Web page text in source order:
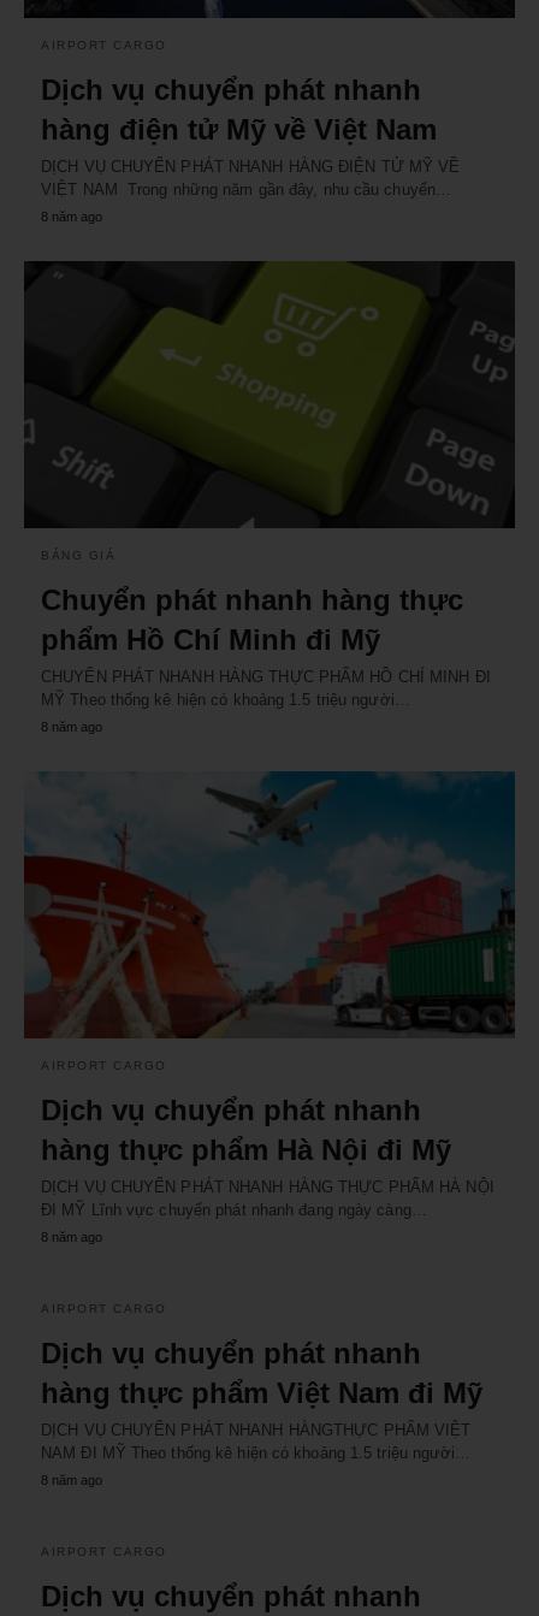
AIRPORT CARGO
Dịch vụ chuyển phát nhanh
hàng điện tử Mỹ về Việt Nam
DỊCH VỤ CHUYỂN PHÁT NHANH HÀNG ĐIỆN TỬ MỸ VỀ
VIỆT NAM Trong những năm gần đây, nhu cầu chuyển…
8 năm ago
BẢNG GIÁ
Chuyển phát nhanh hàng thực
phẩm Hồ Chí Minh đi Mỹ
CHUYỂN PHÁT NHANH HÀNG THỰC PHẨM HỒ CHÍ MINH ĐI
MỸ Theo thống kê hiện có khoảng 1.5 triệu người…
8 năm ago
AIRPORT CARGO
Dịch vụ chuyển phát nhanh
hàng thực phẩm Hà Nội đi Mỹ
DỊCH VỤ CHUYỂN PHÁT NHANH HÀNG THỰC PHẨM HÀ NỘI
ĐI MỸ Lĩnh vực chuyển phát nhanh đang ngày càng…
8 năm ago
AIRPORT CARGO
Dịch vụ chuyển phát nhanh
hàng thực phẩm Việt Nam đi Mỹ
DỊCH VỤ CHUYỂN PHÁT NHANH HÀNGTHỰC PHẨM VIỆT
NAM ĐI MỸ Theo thống kê hiện có khoảng 1.5 triệu người…
8 năm ago
AIRPORT CARGO
Dịch vụ chuyển phát nhanh